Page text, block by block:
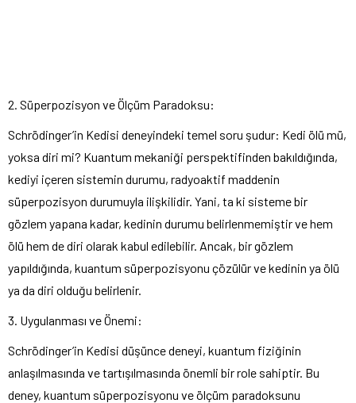
2. Süperpozisyon ve Ölçüm Paradoksu:
Schrödinger’in Kedisi deneyindeki temel soru şudur: Kedi ölü mü,
yoksa diri mi? Kuantum mekaniği perspektifinden bakıldığında,
kediyi içeren sistemin durumu, radyoaktif maddenin
süperpozisyon durumuyla ilişkilidir. Yani, ta ki sisteme bir
gözlem yapana kadar, kedinin durumu belirlenmemiştir ve hem
ölü hem de diri olarak kabul edilebilir. Ancak, bir gözlem
yapıldığında, kuantum süperpozisyonu çözülür ve kedinin ya ölü
ya da diri olduğu belirlenir.
3. Uygulanması ve Önemi:
Schrödinger’in Kedisi düşünce deneyi, kuantum fiziğinin
anlaşılmasında ve tartışılmasında önemli bir role sahiptir. Bu
deney, kuantum süperpozisyonu ve ölçüm paradoksunu